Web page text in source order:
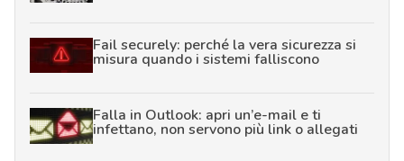
Fail securely: perché la vera sicurezza si
misura quando i sistemi falliscono
Falla in Outlook: apri un’e-mail e ti
infettano, non servono più link o allegati